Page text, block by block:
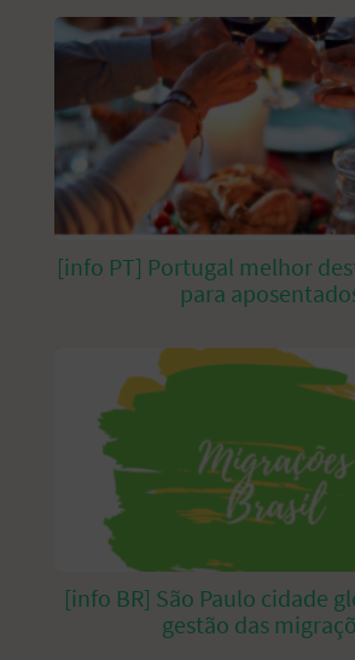
[info PT] Portugal melhor
para
[info BR] São Paulo cidade
gestão das